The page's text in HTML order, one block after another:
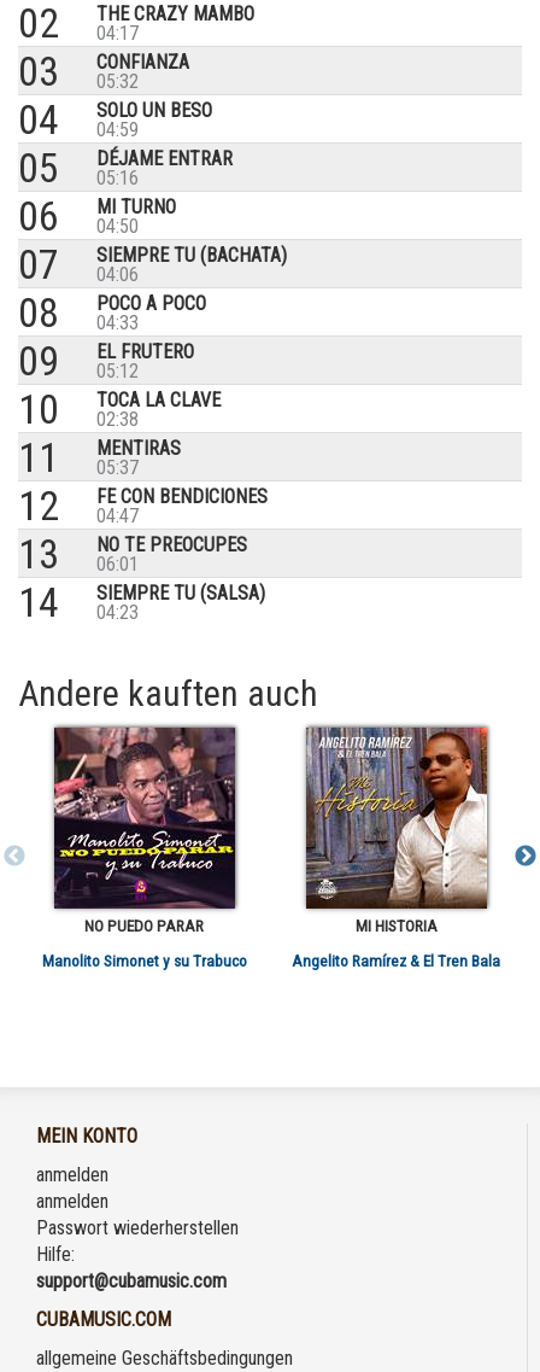
02
THE CRAZY MAMBO
04:17
03
CONFIANZA
05:32
04
SOLO UN BESO
04:59
05
DÉJAME ENTRAR
05:16
06
MI TURNO
04:50
07
SIEMPRE TU (BACHATA)
04:06
08
POCO A POCO
04:33
09
EL FRUTERO
05:12
10
TOCA LA CLAVE
02:38
11
MENTIRAS
05:37
12
FE CON BENDICIONES
04:47
13
NO TE PREOCUPES
06:01
14
SIEMPRE TU (SALSA)
04:23
Andere kauften auch
NO PUEDO PARAR
Manolito Simonet y su Trabuco
MI HISTORIA
Angelito Ramírez & El Tren Bala
MEIN KONTO
anmelden
anmelden
Passwort wiederherstellen
Hilfe:
support@cubamusic.com
CUBAMUSIC.COM
allgemeine Geschäftsbedingungen